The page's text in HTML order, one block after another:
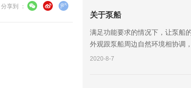
分享到 ：
关于泵船
满足功能要求的情况下，让泵船
外观跟泵船周边自然环境相协调，
我们重点从泵船的外观结构及涂装
2020-8-7